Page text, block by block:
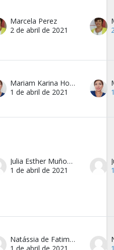
Marcela Perez
2 de abril de 2021
Mariam Karina Honores Rivera
1 de abril de 2021
Julia Esther Muñoz Cañate
1 de abril de 2021
Natássia de Fatima dos Anjos Ferreira